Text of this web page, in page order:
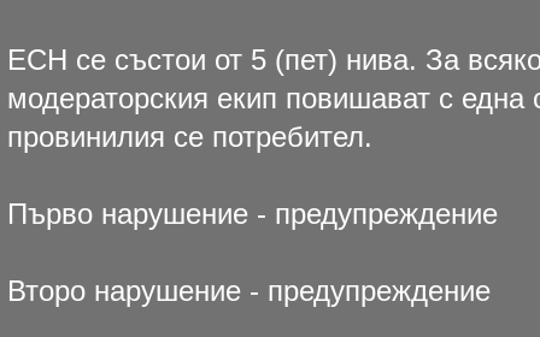
ЕСН се състои от 5 (пет) нива. За
модераторския екип повишават с
провинилия се потребител.
Първо нарушение - предупреждение
Второ нарушение - предупреждение